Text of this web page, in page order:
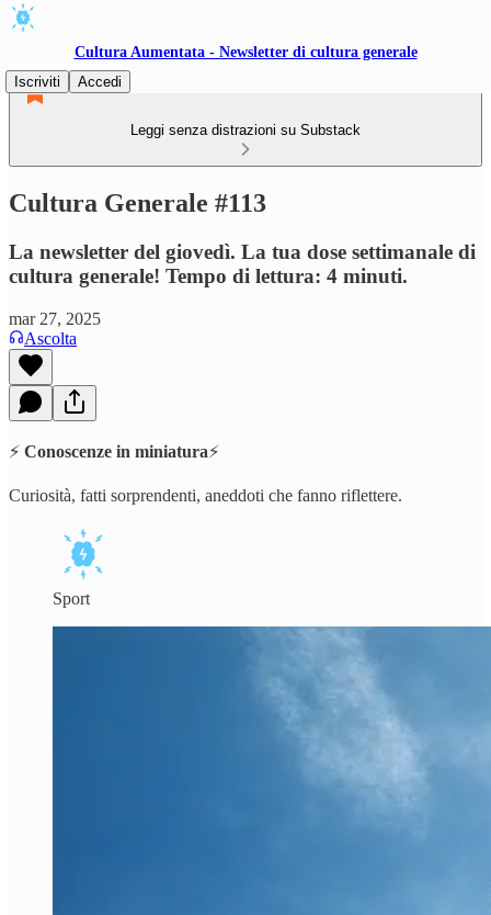
Cultura Aumentata - Newsletter di cultura generale
Iscriviti
Accedi
Leggi senza distrazioni su Substack
Cultura Generale #113
La newsletter del giovedì. La tua dose settimanale di
cultura generale! Tempo di lettura: 4 minuti.
mar 27, 2025
Ascolta
⚡️ Conoscenze in miniatura⚡️
Curiosità, fatti sorprendenti, aneddoti che fanno riflettere.
Sport